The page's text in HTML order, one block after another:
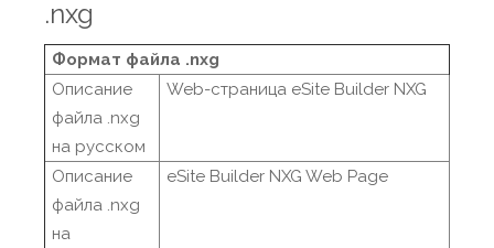
.nxg
Формат файла .nxg
Описание
файла .nxg
на русском
Web-страница eSite Builder NXG
Описание
файла .nxg
на
eSite Builder NXG Web Page